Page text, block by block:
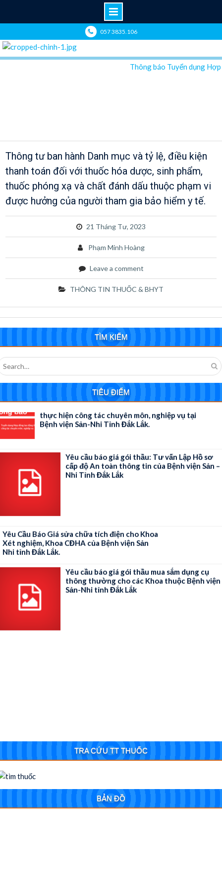
to
content
057 3835.106
Thông báo Tuyển dụng
Thông tư ban hành Danh mục và tỷ lệ, điều kiện
thanh toán đối với thuốc hóa dược, sinh phẩm,
thuốc phóng xạ và chất đánh dấu thuộc phạm vi
được hưởng của người tham gia bảo hiểm y tế.
21 Tháng Tư, 2023
Phạm Minh Hoàng
Leave a comment
THÔNG TIN THUỐC & BHYT
TÌM KIẾM
TIÊU ĐIỂM
Yêu cầu báo giá Bóng đèn sử dụng cho máy
sinh hóa AU480 Bệnh viện Sản – Nhi tỉnh Đắk
Thông báo Tuyển dụng Hợp đồng lao động
thực hiện công tác chuyên môn, nghiệp vụ tại
Bệnh viện Sản-Nhi Tỉnh Đắk Lắk.
cấp độ An toàn thông tin của Bệnh viện Sản –
Nhi Tỉnh Đắk Lắk
Xét nghiệm, Khoa CĐHA của Bệnh viện Sản
Nhi tỉnh Đắk Lắk.
thông thường cho các Khoa thuộc Bệnh viện
Sản-Nhi tỉnh Đắk Lắk
TRA CỨU TT THUỐC
BẢN ĐỒ